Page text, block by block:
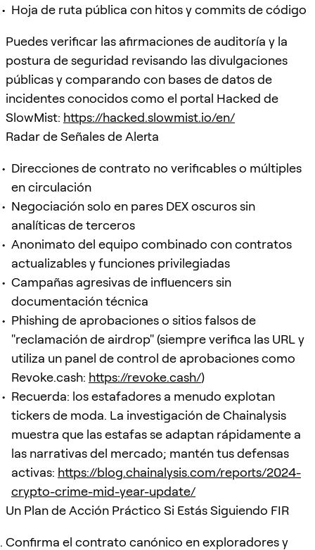
Hoja de ruta pública con hitos y commits de código
Puedes verificar las afirmaciones de auditoría y la
postura de seguridad revisando las divulgaciones
públicas y comparando con bases de datos de
incidentes conocidos como el portal Hacked de
SlowMist: https://hacked.slowmist.io/en/
Radar de Señales de Alerta
Direcciones de contrato no verificables o múltiples
en circulación
Negociación solo en pares DEX oscuros sin
analíticas de terceros
Anonimato del equipo combinado con contratos
actualizables y funciones privilegiadas
Campañas agresivas de influencers sin
documentación técnica
Phishing de aprobaciones o sitios falsos de
"reclamación de airdrop" (siempre verifica las URL y
utiliza un panel de control de aprobaciones como
Revoke.cash: https://revoke.cash/)
Recuerda: los estafadores a menudo explotan
tickers de moda. La investigación de Chainalysis
muestra que las estafas se adaptan rápidamente a
las narrativas del mercado; mantén tus defensas
activas: https://blog.chainalysis.com/reports/2024-
crypto-crime-mid-year-update/
Un Plan de Acción Práctico Si Estás Siguiendo FIR
Confirma el contrato canónico en exploradores y